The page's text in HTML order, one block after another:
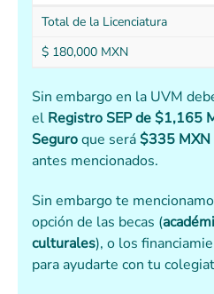
Total de la Licenciatura
$ 180,000 MXN
Sin embargo en la UVM
el Registro SEP de $1,165
Seguroque será$335 MXN
antes mencionados.
Sin embargo te
opción de las becas (
culturales), o los
para ayudarte con tu